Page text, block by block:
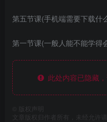
第五节课(手机端需要下载什
第一节课(一般人能不能学得
此处内容已隐藏，
版权声明
文章版权归作者所有，未经允许请